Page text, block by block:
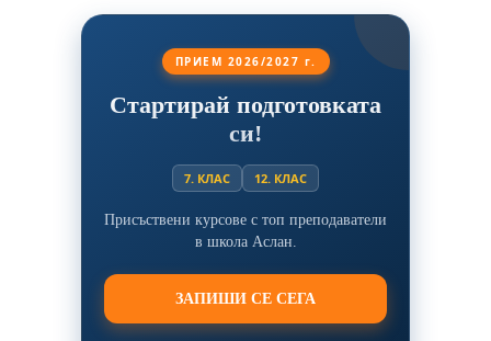
ПРИЕМ 2026/2027 г.
Стартирай подготовката
си!
7. КЛАС 12. КЛАС
Присъствени курсове с топ преподаватели
в школа Аслан.
ЗАПИШИ СЕ СЕГА